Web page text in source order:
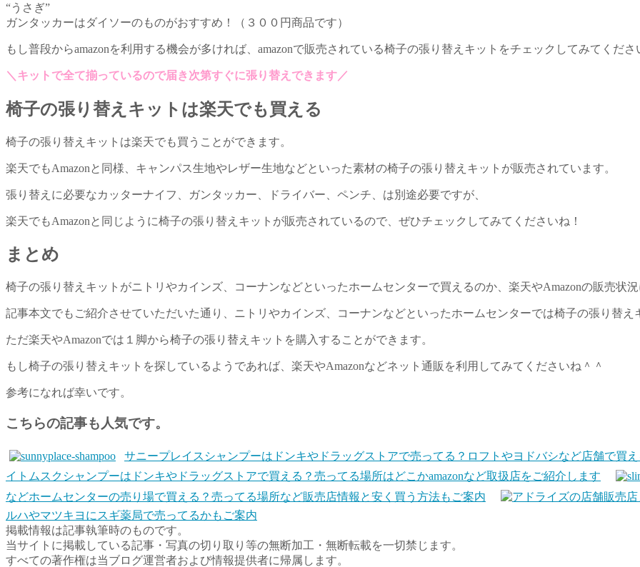
“うさぎ”
ガンタッカーはダイソーのものがおすすめ！（３００円商品です）
もし普段からamazonを利用する機会が多ければ、amazonで販売されている椅子の張り替えキットをチェックしてみてくださ
＼キットで全て揃っているので届き次第すぐに張り替えできます／
椅子の張り替えキットは楽天でも買える
椅子の張り替えキットは楽天でも買うことができます。
楽天でもAmazonと同様、キャンパス生地やレザー生地などといった素材の椅子の張り替えキットが販売されています。
張り替えに必要なカッターナイフ、ガンタッカー、ドライバー、ペンチ、は別途必要ですが、
楽天でもAmazonと同じように椅子の張り替えキットが販売されているので、ぜひチェックしてみてくださいね！
まとめ
椅子の張り替えキットがニトリやカインズ、コーナンなどといったホームセンターで買えるのか、楽天やAmazonの販売状
記事本文でもご紹介させていただいた通り、ニトリやカインズ、コーナンなどといったホームセンターでは椅子の張り替え
ただ楽天やAmazonでは１脚から椅子の張り替えキットを購入することができます。
もし椅子の張り替えキットを探しているようであれば、楽天やAmazonなどネット通販を利用してみてくださいね＾＾
参考になれば幸いです。
こちらの記事も人気です。
サニープレイスシャンプーはドンキやドラッグストアで売ってる？ロフトやヨドバシなど店舗で買
イトムスクシャンプーはドンキやドラッグストアで買える？売ってる場所はどこかamazonなど取扱店をご紹介します
などホームセンターの売り場で買える？売ってる場所など販売店情報と安く買う方法もご案内
ルハやマツキヨにスギ薬局で売ってるかもご案内
掲載情報は記事執筆時のものです。
当サイトに掲載している記事・写真の切り取り等の無断加工・無断転載を一切禁じます。
すべての著作権は当ブログ運営者および情報提供者に帰属します。